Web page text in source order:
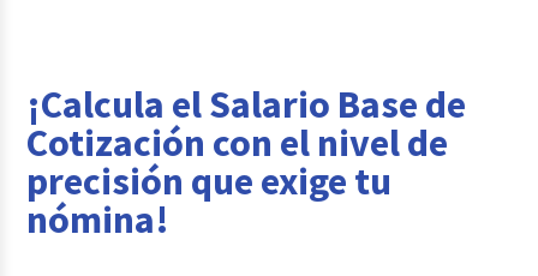
¡Calcula el Salario Base de
Cotización con el nivel de
precisión que exige tu
nómina!